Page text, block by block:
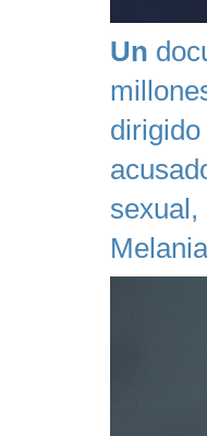
Un
sexual,